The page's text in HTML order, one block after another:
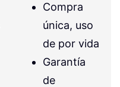
Compra
única, uso
de por vida
Garantía
de